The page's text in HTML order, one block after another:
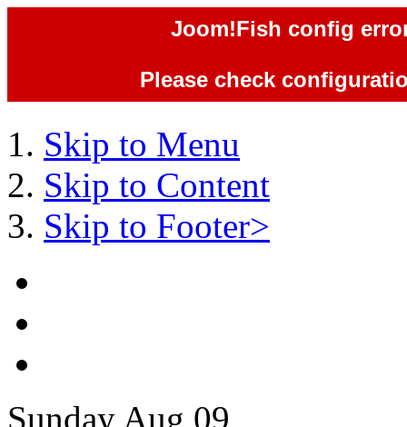
Joom!Fish config
Please check
Skip to Menu
Skip to Content
Skip to Footer>
Sunday Aug 09